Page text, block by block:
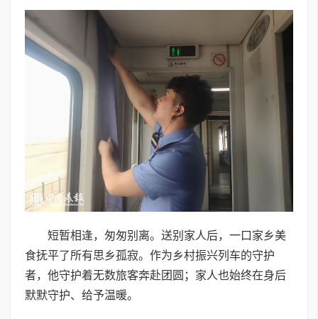
短暂相逢，匆匆别离。送别家人后，一口家乡美
食抚平了所有思乡孤寂。作为乡村振兴列车的守护
者，他守护着无数旅客奔赴团圆；家人也始终在身后
默默守护、给予温暖。